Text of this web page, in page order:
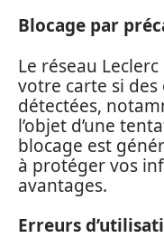
Blocage par
Le réseau
votre carte si
détectées,
l’objet d’une
blocage est
à protéger vos
avantages.
Erreurs